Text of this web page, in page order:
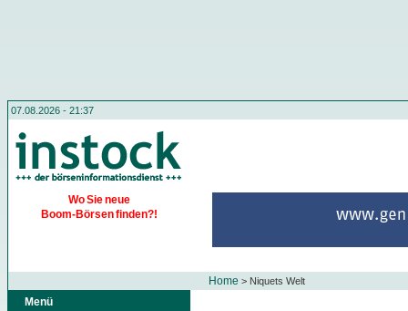
07.08.2026 - 21:37
Wo Sie neue
Boom-Börsen finden?!
Home > Niquets Welt
Menü